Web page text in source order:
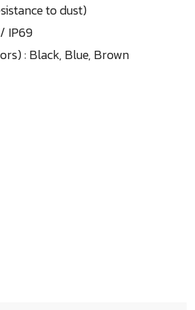
to dust)
IP69
: Black, Blue, Brown